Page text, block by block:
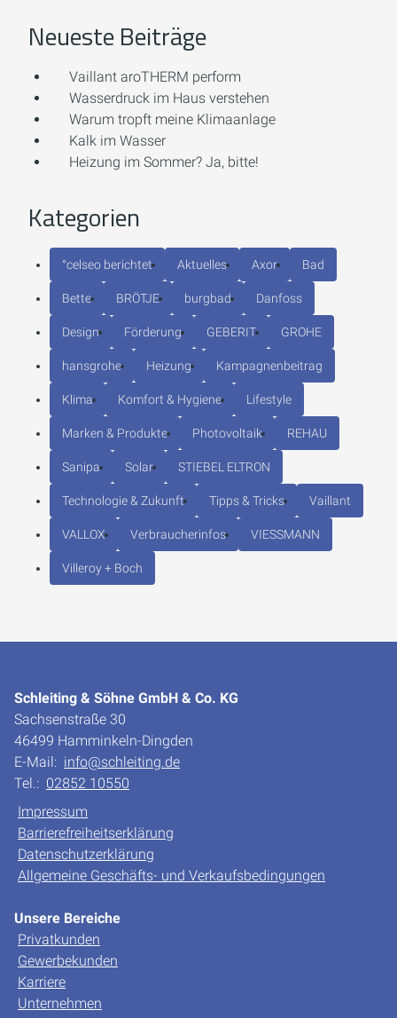
Neueste Beiträge
Vaillant aroTHERM perform
Wasserdruck im Haus verstehen
Warum tropft meine Klimaanlage
Kalk im Wasser
Heizung im Sommer? Ja, bitte!
Kategorien
°celseo berichtet Aktuelles Axor Bad
Bette BRÖTJE burgbad Danfoss
Design Förderung GEBERIT GROHE
hansgrohe Heizung Kampagnenbeitrag
Klima Komfort & Hygiene Lifestyle
Marken & Produkte Photovoltaik REHAU
Sanipa Solar STIEBEL ELTRON
Technologie & Zukunft Tipps & Tricks Vaillant
VALLOX Verbraucherinfos VIESSMANN
Villeroy + Boch
Schleiting & Söhne GmbH & Co. KG
Sachsenstraße 30
46499 Hamminkeln-Dingden
E-Mail: info@schleiting.de
Tel.: 02852 10550
Impressum
Barrierefreiheitserklärung
Datenschutzerklärung
Allgemeine Geschäfts- und Verkaufsbedingungen
Unsere Bereiche
Privatkunden
Gewerbekunden
Karriere
Unternehmen